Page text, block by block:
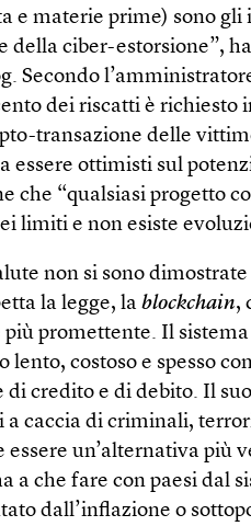
e materie prime) sono
della ciber-estorsione”,
Secondo
dei riscatti è richiesto
transazione delle
essere ottimisti sul
che “qualsiasi progetto
limiti e non esiste
non si sono
la legge, lablockchain,
promettente. Il
lento, costoso e spesso
di credito e di debito. Il
a caccia di criminali,
essere un’alternativa più
a che fare con paesi dal
dall’inflazione o